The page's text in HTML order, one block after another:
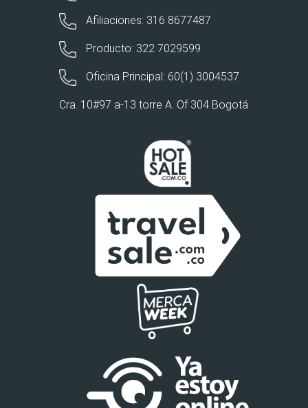
Afiliaciones: 316 8677487
Producto: 322 7029599
Oficina Principal: 60(1) 3004537
Cra. 10#97 a-13 torre A. Of 304 Bogotá